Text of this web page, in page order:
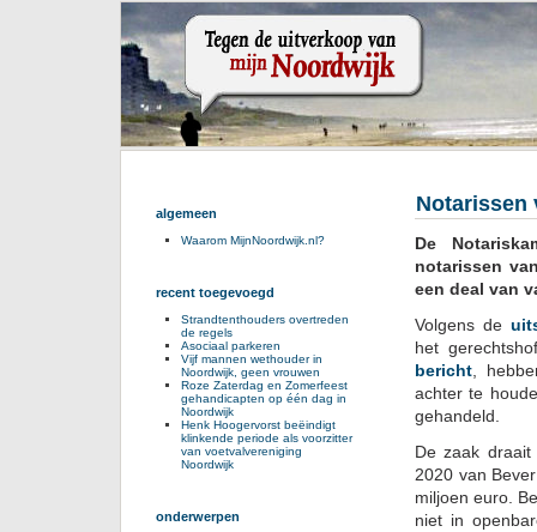
Notarissen
De
notarissen
een deal van
Volgens de
het
bericht,
achter te
gehandeld.
De zaak
2020 van
miljoen euro.
niet in
algemeen
Waarom MijnNoordwijk.nl?
recent toegevoegd
Strandtenthouders overtreden
de regels
Asociaal parkeren
Vijf mannen wethouder in
Noordwijk, geen vrouwen
Roze Zaterdag en Zomerfeest
gehandicapten op één dag in
Noordwijk
Henk Hoogervorst beëindigt
klinkende periode als voorzitter
van voetvalvereniging
Noordwijk
onderwerpen